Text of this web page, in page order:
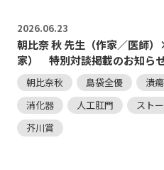
2026.06.23
朝比奈 秋 先生（作家／医師
家） 特別対談掲載のお知ら
朝比奈秋 島袋全優 潰
消化器
人工肛門 スト
芥川賞